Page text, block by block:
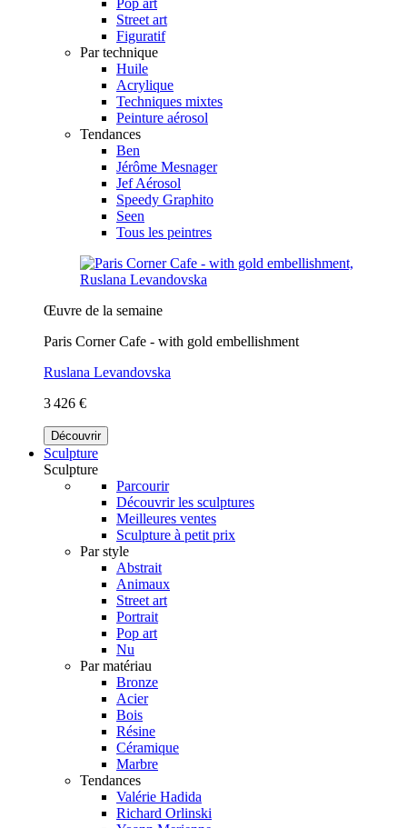
Street art
Figuratif
Par technique
Huile
Acrylique
Techniques mixtes
Peinture aérosol
Tendances
Ben
Jérôme Mesnager
Jef Aérosol
Speedy Graphito
Seen
Tous les peintres
Œuvre de la semaine
Paris Corner Cafe - with gold embellishment
Ruslana Levandovska
3 426 €
Découvrir
Sculpture
Sculpture
Parcourir
Découvrir les sculptures
Meilleures ventes
Sculpture à petit prix
Par style
Abstrait
Animaux
Street art
Portrait
Pop art
Nu
Par matériau
Bronze
Acier
Bois
Résine
Céramique
Marbre
Tendances
Valérie Hadida
Richard Orlinski